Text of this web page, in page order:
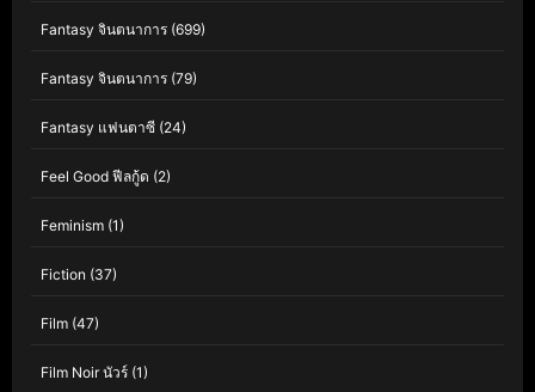
Fantasy จินตนาการ (699)
Fantasy จินตนาการ (79)
Fantasy แฟนตาซี (24)
Feel Good ฟีลกู้ด (2)
Feminism (1)
Fiction (37)
Film (47)
Film Noir นัวร์ (1)